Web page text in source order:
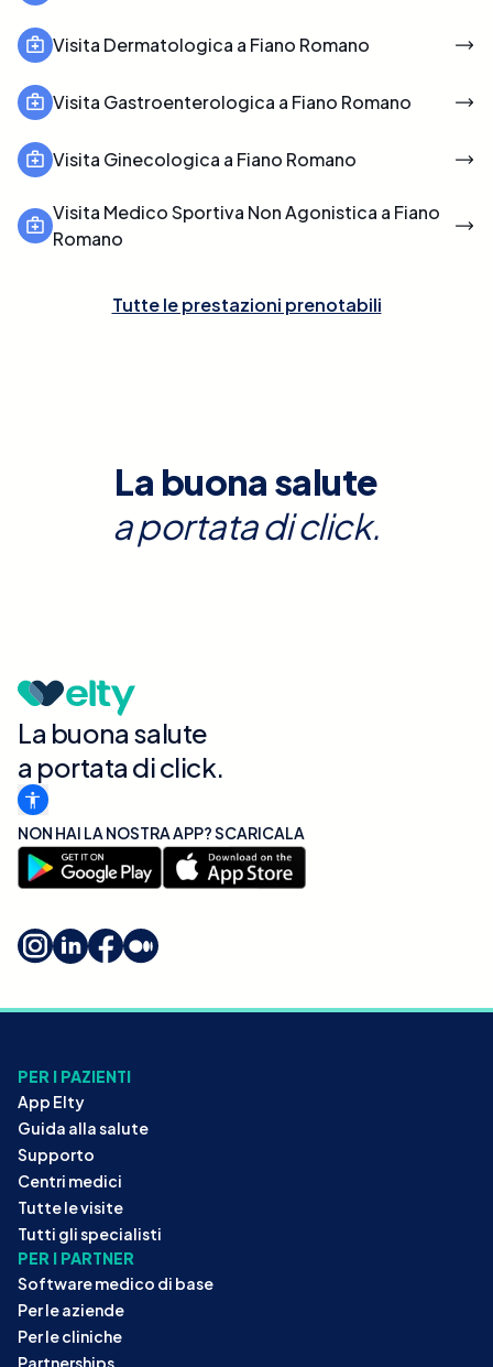
Visita Dermatologica a Fiano Romano
Visita Gastroenterologica a Fiano Romano
Visita Ginecologica a Fiano Romano
Visita Medico Sportiva Non Agonistica a Fiano
Romano
Tutte le prestazioni prenotabili
La buona salute
a portata di click.
La buona salute
a portata di click.
NON HAI LA NOSTRA APP? SCARICALA
PER I PAZIENTI
App Elty
Guida alla salute
Supporto
Centri medici
Tutte le visite
Tutti gli specialisti
PER I PARTNER
Software medico di base
Per le aziende
Per le cliniche
Partnerships